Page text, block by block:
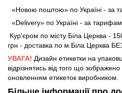
«Новою поштою» по Україні - за
«Delivery» по Україні - за
Кур'єром по місту Біла Церква -
грн - доставка по м.Біла Церква
УВАГА! Дизайн етикетки на
відрізнятись від того що
оновленням етикеток виробником.